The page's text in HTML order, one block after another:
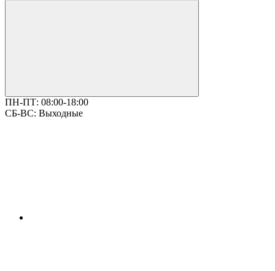
ПН-ПТ: 08:00-18:00
СБ-ВС: Выходные